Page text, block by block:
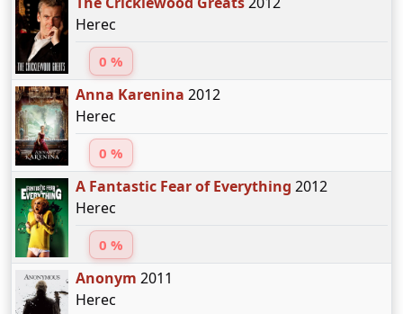
Herec
0 %
Anna Karenina 2012
Herec
0 %
A Fantastic Fear of Everything 2012
Herec
0 %
Anonym 2011
Herec